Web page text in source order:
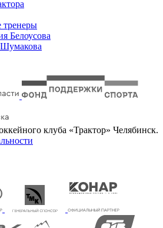
тренеры
Белоусова
клуба «Трактор» Челябинск.